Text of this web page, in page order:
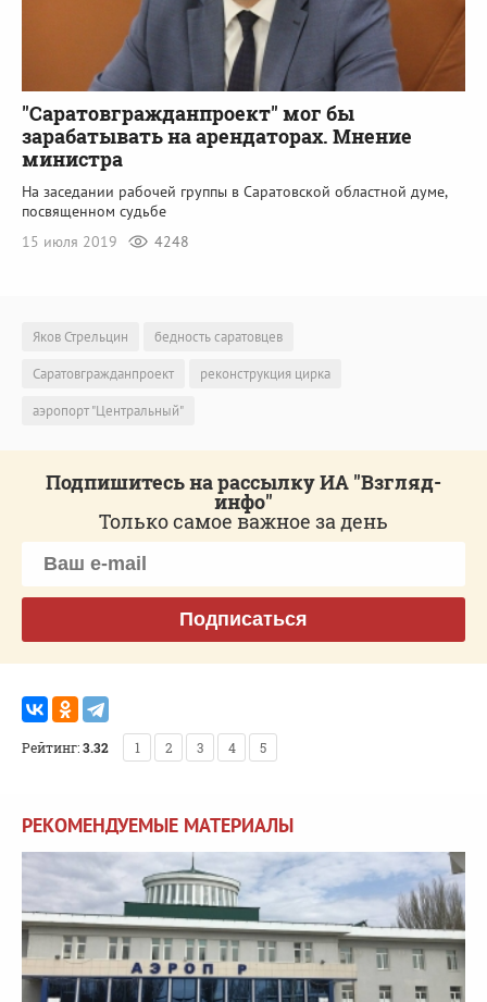
"Саратовгражданпроект" мог бы
зарабатывать на арендаторах. Мнение
министра
На заседании рабочей группы в Саратовской областной думе,
посвященном судьбе
15 июля 2019
4248
Яков Стрельцин
бедность саратовцев
Саратовгражданпроект
реконструкция цирка
аэропорт "Центральный"
Подпишитесь на рассылку ИА "Взгляд-
инфо"
Только самое важное за день
Подписаться
Рейтинг:3.32 1 2 3 4 5
РЕКОМЕНДУЕМЫЕ МАТЕРИАЛЫ